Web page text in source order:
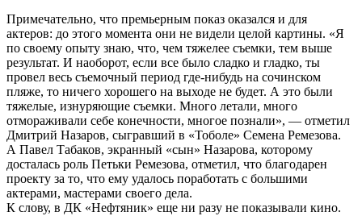
Примечательно, что премьерным показ оказался и для
актеров: до этого момента они не видели целой картины. «Я
по своему опыту знаю, что, чем тяжелее съемки, тем выше
результат. И наоборот, если все было сладко и гладко, ты
провел весь съемочный период где-нибудь на сочинском
пляже, то ничего хорошего на выходе не будет. А это были
тяжелые, изнуряющие съемки. Много летали, много
отмораживали себе конечности, многое познали», — отметил
Дмитрий Назаров, сыгравший в «Тоболе» Семена Ремезова.
А Павел Табаков, экранный «сын» Назарова, которому
досталась роль Петьки Ремезова, отметил, что благодарен
проекту за то, что ему удалось поработать с большими
актерами, мастерами своего дела.
К слову, в ДК «Нефтяник» еще ни разу не показывали кино.